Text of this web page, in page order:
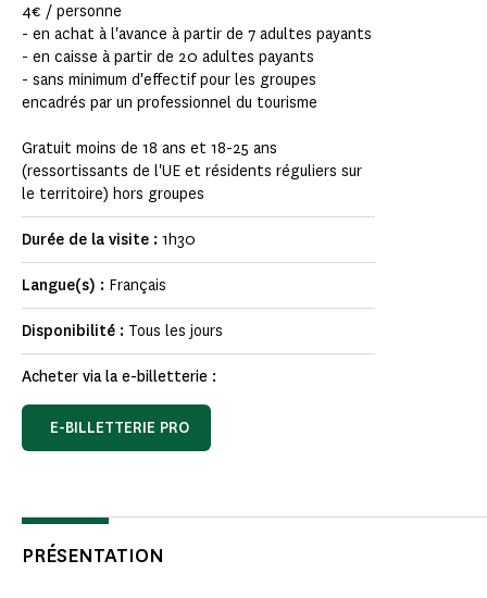
4€ / personne
- en achat à l'avance à partir de 7 adultes payants
- en caisse à partir de 20 adultes payants
- sans minimum d'effectif pour les groupes
encadrés par un professionnel du tourisme
Gratuit moins de 18 ans et 18-25 ans
(ressortissants de l'UE et résidents réguliers sur
le territoire) hors groupes
Durée de la visite : 1h30
Langue(s) : Français
Disponibilité : Tous les jours
Acheter via la e-billetterie :
E-BILLETTERIE PRO
PRÉSENTATION